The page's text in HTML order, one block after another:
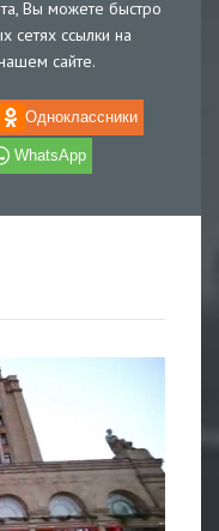
Вы можете быстро
сетях ссылки на
сайте.
Одноклассники
WhatsApp